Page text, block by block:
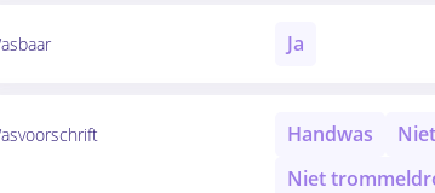
Ja
Handwas
Niet